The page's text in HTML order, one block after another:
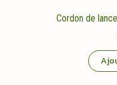
Cordon de